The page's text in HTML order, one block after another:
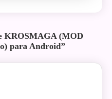
KROSMAGA (MOD
para Android”